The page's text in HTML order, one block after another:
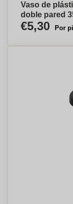
Vaso de
doble pared
€5,30 Por